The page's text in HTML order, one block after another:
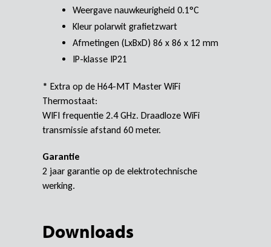
Weergave nauwkeurigheid 0.1°C
Kleur polarwit grafietzwart
Afmetingen (LxBxD) 86 x 86 x 12 mm
IP-klasse IP21
* Extra op de H64-MT Master WiFi
Thermostaat:
WIFI frequentie 2.4 GHz. Draadloze WiFi
transmissie afstand 60 meter.
Garantie
2 jaar garantie op de elektrotechnische
werking.
Downloads